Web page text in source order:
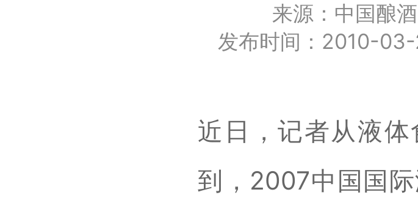
来源：中国酿
发布时间：2010-
近日，记者从液
到，2007中国国